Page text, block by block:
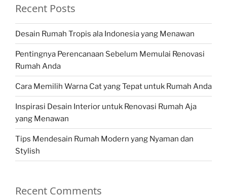
Recent Posts
Desain Rumah Tropis ala Indonesia yang Menawan
Pentingnya Perencanaan Sebelum Memulai Renovasi
Rumah Anda
Cara Memilih Warna Cat yang Tepat untuk Rumah Anda
Inspirasi Desain Interior untuk Renovasi Rumah Aja
yang Menawan
Tips Mendesain Rumah Modern yang Nyaman dan
Stylish
Recent Comments